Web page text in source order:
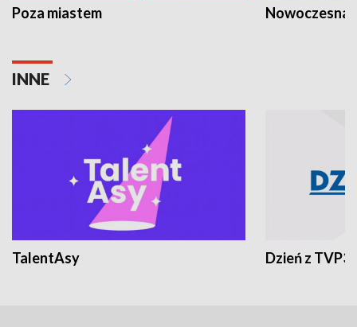
Poza miastem Nowoczesna
INNE
TalentAsy Dzień z TVP3